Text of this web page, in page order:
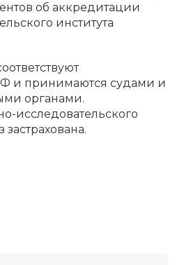
об аккредитации
института
и принимаются судами и
органами.
исследовательского
застрахована.